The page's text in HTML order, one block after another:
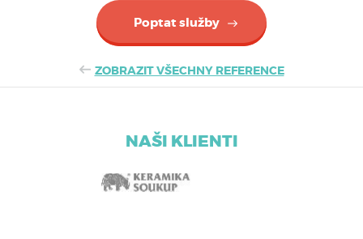
Poptat služby
ZOBRAZIT VŠECHNY REFERENCE
NAŠI KLIENTI